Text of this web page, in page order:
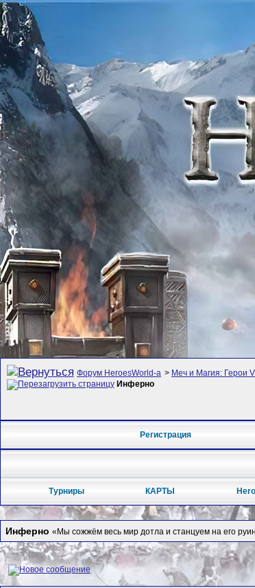
Форум HeroesWorld-а > Меч и Магия: Герои
Инферно
Регистрация
Турниры КАРТЫ
Инферно «Мы сожжём весь мир дотла и станцуем на его